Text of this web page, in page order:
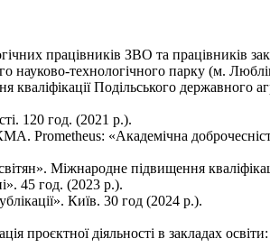
працівників ЗВО та працівників
науково-технологічного парку (м.
Подільського державного
120 год. (2021 р.).
Prometheus: «Академічна
Міжнародне підвищення
45 год. (2023 р.).
Київ. 30 год (2024 р.).
проєктної діяльності в закладах